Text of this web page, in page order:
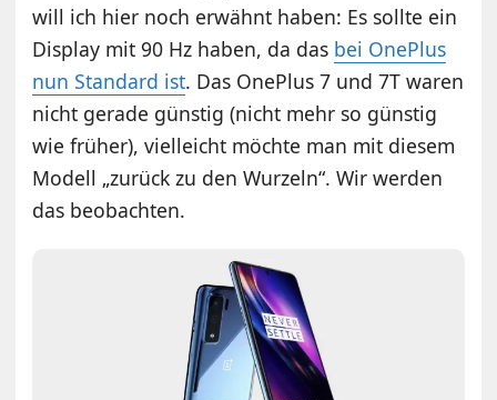
will ich hier noch erwähnt haben: Es sollte ein
Display mit 90 Hz haben, da das bei OnePlus
nun Standard ist. Das OnePlus 7 und 7T waren
nicht gerade günstig (nicht mehr so günstig
wie früher), vielleicht möchte man mit diesem
Modell „zurück zu den Wurzeln“. Wir werden
das beobachten.